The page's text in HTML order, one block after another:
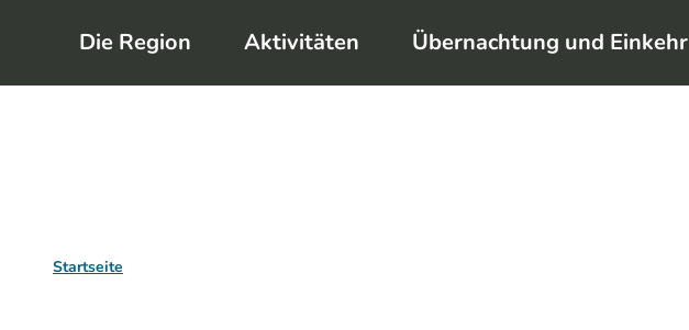
m
Die Region Aktivitäten Übernachtung und Einkehr
Startseite